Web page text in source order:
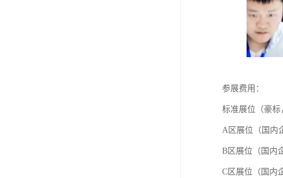
参展费用：
标准展位（豪标
A区展位（国
B区展位（国
C区展位（国